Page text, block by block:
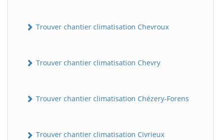
Trouver chantier climatisation Chevroux
Trouver chantier climatisation Chevry
Trouver chantier climatisation Chézery-Forens
Trouver chantier climatisation Civrieux